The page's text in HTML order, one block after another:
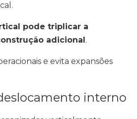
pode triplicar a
adicional .
e evita expansões
interno